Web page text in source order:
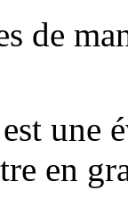
de
est une
en